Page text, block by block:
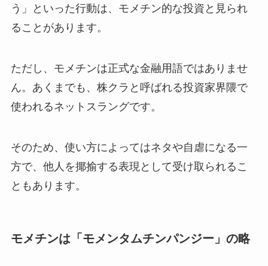
う」といった行動は、モメチン的な投資と見られ
ることがあります。
ただし、モメチンは正式な金融用語ではありませ
ん。あくまでも、株クラと呼ばれる投資家界隈で
使われるネットスラングです。
そのため、使い方によってはネタや自虐になる一
方で、他人を揶揄する表現として受け取られるこ
ともあります。
モメチンは「モメンタムチンパンジー」の略